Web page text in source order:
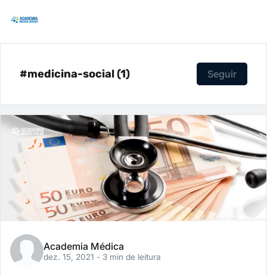
#medicina-social (1) Seguir
Academia Médica
dez. 15, 2021 - 3 min de leitura